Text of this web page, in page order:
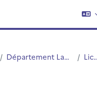
Département Langues Etrangères Appliquées (LEA)